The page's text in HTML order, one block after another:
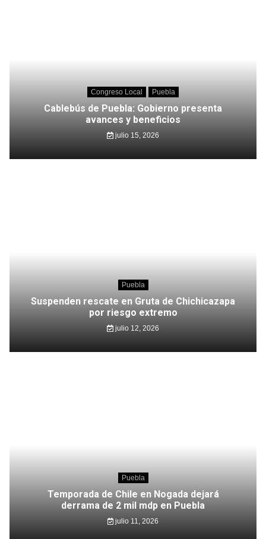
Congreso Local Puebla
Cablebús de Puebla: Gobierno presenta
avances y beneficios
julio 15, 2026
Puebla
Suspenden rescate en Gruta de Chichicazapa
por riesgo extremo
julio 12, 2026
Puebla
Temporada de Chile en Nogada dejará
derrama de 2 mil mdp en Puebla
julio 11, 2026